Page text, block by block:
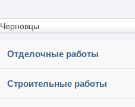
Черновцы
Отделочные работы
Строительные работы